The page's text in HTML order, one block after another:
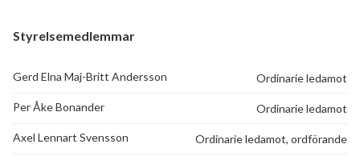
Styrelsemedlemmar
Gerd Elna Maj-Britt Andersson Ordinarie ledamot
Per Åke Bonander Ordinarie ledamot
Axel Lennart Svensson Ordinarie ledamot, ordförande